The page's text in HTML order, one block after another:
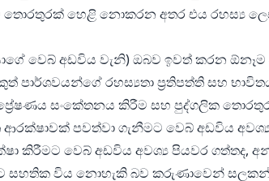
තොරතුරක් හෙළි නොකරන අතර එය රහස්‍ය
වෙබ් අඩවිය වැනි) ඔබව ඉවත් කරන
පාර්ශවයන්ගේ රහස්‍යතා ප්‍රතිපත්ති සහ
සංකේතනය කිරීම සහ පුද්ගලික
ආරක්ෂාවක් පවත්වා ගැනීමට වෙබ් අඩවිය
කිරීමට වෙබ් අඩවිය අවශ්‍ය පියවර ගත්තද,
සහතික විය නොහැකි බව කරුණාවෙන්